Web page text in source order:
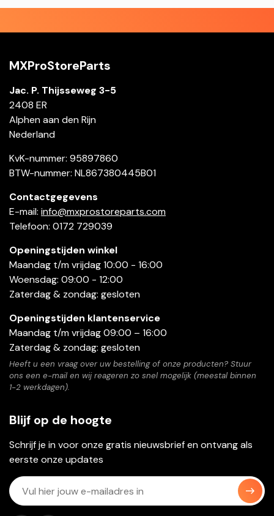
MXProStoreParts
Jac. P. Thijsseweg 3-5
2408 ER
Alphen aan den Rijn
Nederland
KvK-nummer: 95897860
BTW-nummer: NL867380445B01
Contactgegevens
E-mail: info@mxprostoreparts.com
Telefoon: 0172 729039
Openingstijden winkel
Maandag t/m vrijdag 10:00 - 16:00
Woensdag: 09:00 - 12:00
Zaterdag & zondag: gesloten
Openingstijden klantenservice
Maandag t/m vrijdag 09:00 – 16:00
Zaterdag & zondag: gesloten
Heeft u een vraag over uw bestelling of onze producten? Stuur
ons een e-mail en wij reageren zo snel mogelijk (meestal binnen
1-2 werkdagen).
Blijf op de hoogte
Schrijf je in voor onze gratis nieuwsbrief en ontvang als
eerste onze updates